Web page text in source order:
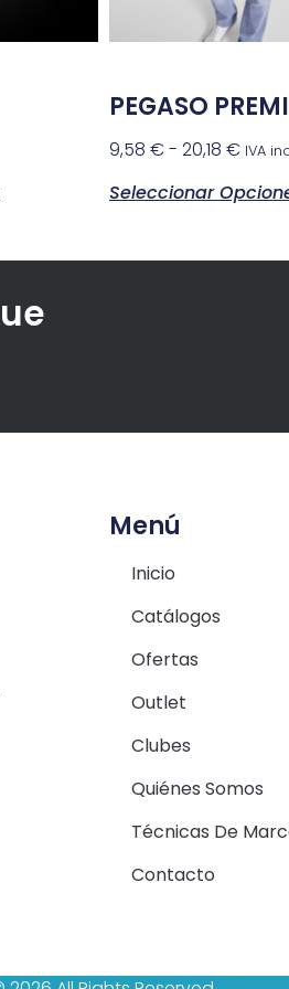
PEGASO
9,58 €- 20,18 € IVA
Seleccionar
Menú
Inicio
Catálogos
Ofertas
Outlet
Clubes
Quiénes Somos
Técnicas De
Contacto